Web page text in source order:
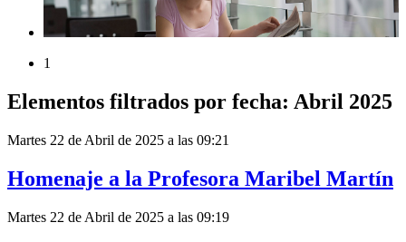
1
Elementos filtrados por fecha: Abril 2025
Martes 22 de Abril de 2025 a las 09:21
Homenaje a la Profesora Maribel Martín
Martes 22 de Abril de 2025 a las 09:19